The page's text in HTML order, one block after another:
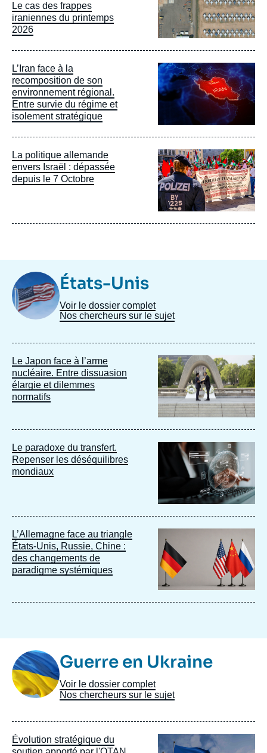
Le cas des frappes
iraniennes du printemps
2026
L’Iran face à la
recomposition de son
environnement régional.
Entre survie du régime et
isolement stratégique
Image
principale
La politique allemande
envers Israël : dépassée
depuis le 7 Octobre
Image
principale
Image
Taxonomie États-Unis
Voir le dossier complet
Nos chercheurs sur le sujet
Le Japon face à l’arme
nucléaire. Entre dissuasion
élargie et dilemmes
normatifs
Image
principale
Le paradoxe du transfert.
Repenser les déséquilibres
mondiaux
Image
principale
L’Allemagne face au triangle
États-Unis, Russie, Chine :
des changements de
paradigme systémiques
principale
Image
TaxonomieGuerre en Ukraine
Voir le dossier complet
Nos chercheurs sur le sujet
Évolution stratégique du
Image
principale